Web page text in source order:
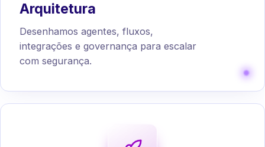
Arquitetura
Desenhamos agentes, fluxos,
integrações e governança para escalar
com segurança.